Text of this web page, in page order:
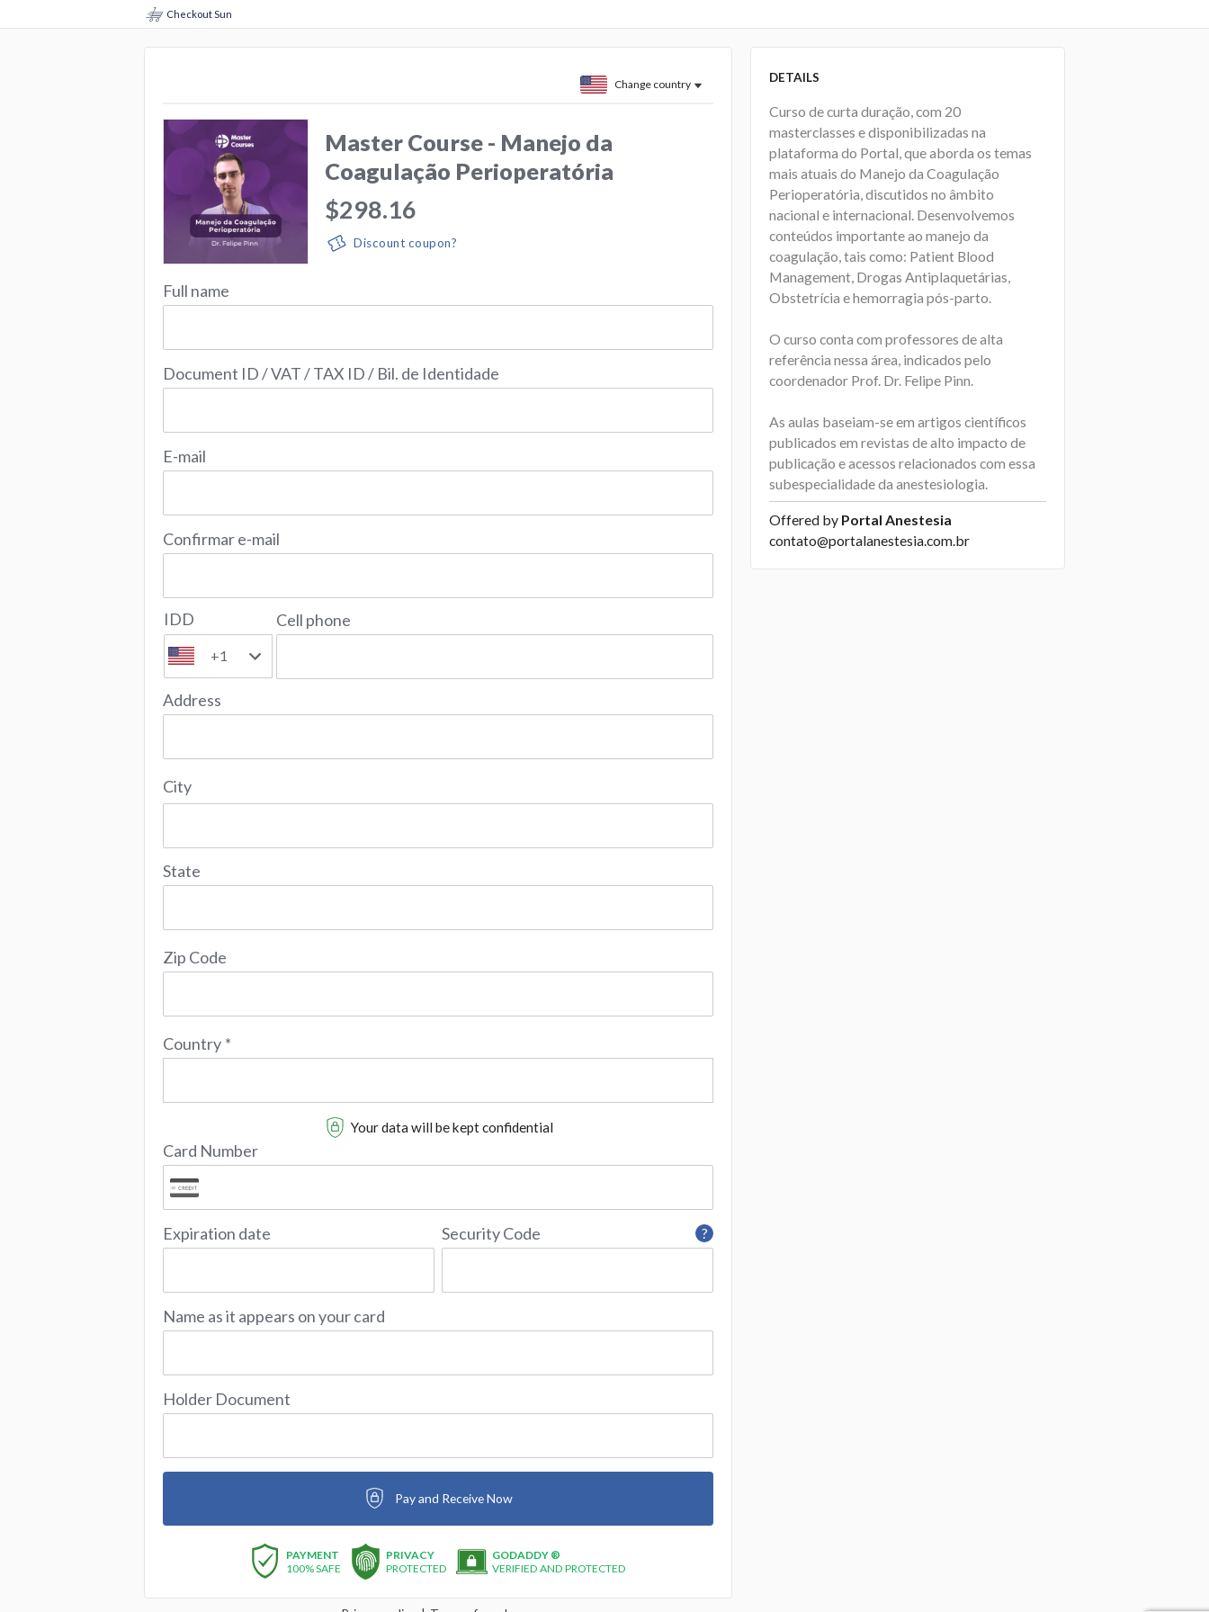
Checkout Sun
Change country
Master Course - Manejo da
Coagulação Perioperatória
$298.16
Discount coupon?
Full name
Document ID / VAT / TAX ID / Bil. de Identidade
E-mail
Confirmar e-mail
IDD
+1
Cell phone
Address
City
State
Zip Code
Country *
Your data will be kept confidential
Card Number
Expiration date ?
Security Code
Name as it appears on your card
Holder Document
Pay and Receive Now
PAYMENT
100% SAFE
PRIVACY
PROTECTED
GODADDY ®
VERIFIED AND PROTECTED
DETAILS
Curso de curta duração, com 20
masterclasses e disponibilizadas na
plataforma do Portal, que aborda os temas
mais atuais do Manejo da Coagulação
Perioperatória, discutidos no âmbito
nacional e internacional. Desenvolvemos
conteúdos importante ao manejo da
coagulação, tais como: Patient Blood
Management, Drogas Antiplaquetárias,
Obstetrícia e hemorragia pós-parto.
O curso conta com professores de alta
referência nessa área, indicados pelo
coordenador Prof. Dr. Felipe Pinn.
As aulas baseiam-se em artigos científicos
publicados em revistas de alto impacto de
publicação e acessos relacionados com essa
subespecialidade da anestesiologia.
Offered by Portal Anestesia
contato@portalanestesia.com.br